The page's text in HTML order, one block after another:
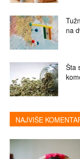
na
Šta
NAJVIŠE